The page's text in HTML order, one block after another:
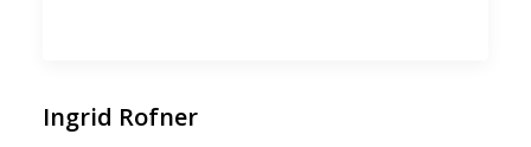
Ingrid Rofner